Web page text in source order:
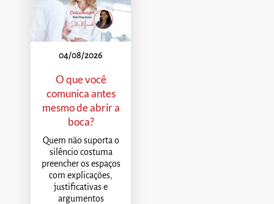
04/08/2026
O que você
comunica antes
mesmo de abrir a
boca?
Quem não suporta o
silêncio costuma
preencher os espaços
com explicações,
justificativas e
argumentos